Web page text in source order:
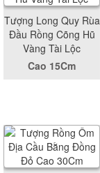
Tượng Long Quy Rùa
Đầu Rồng Cõng Hũ
Vàng Tài Lộc
Cao 15Cm